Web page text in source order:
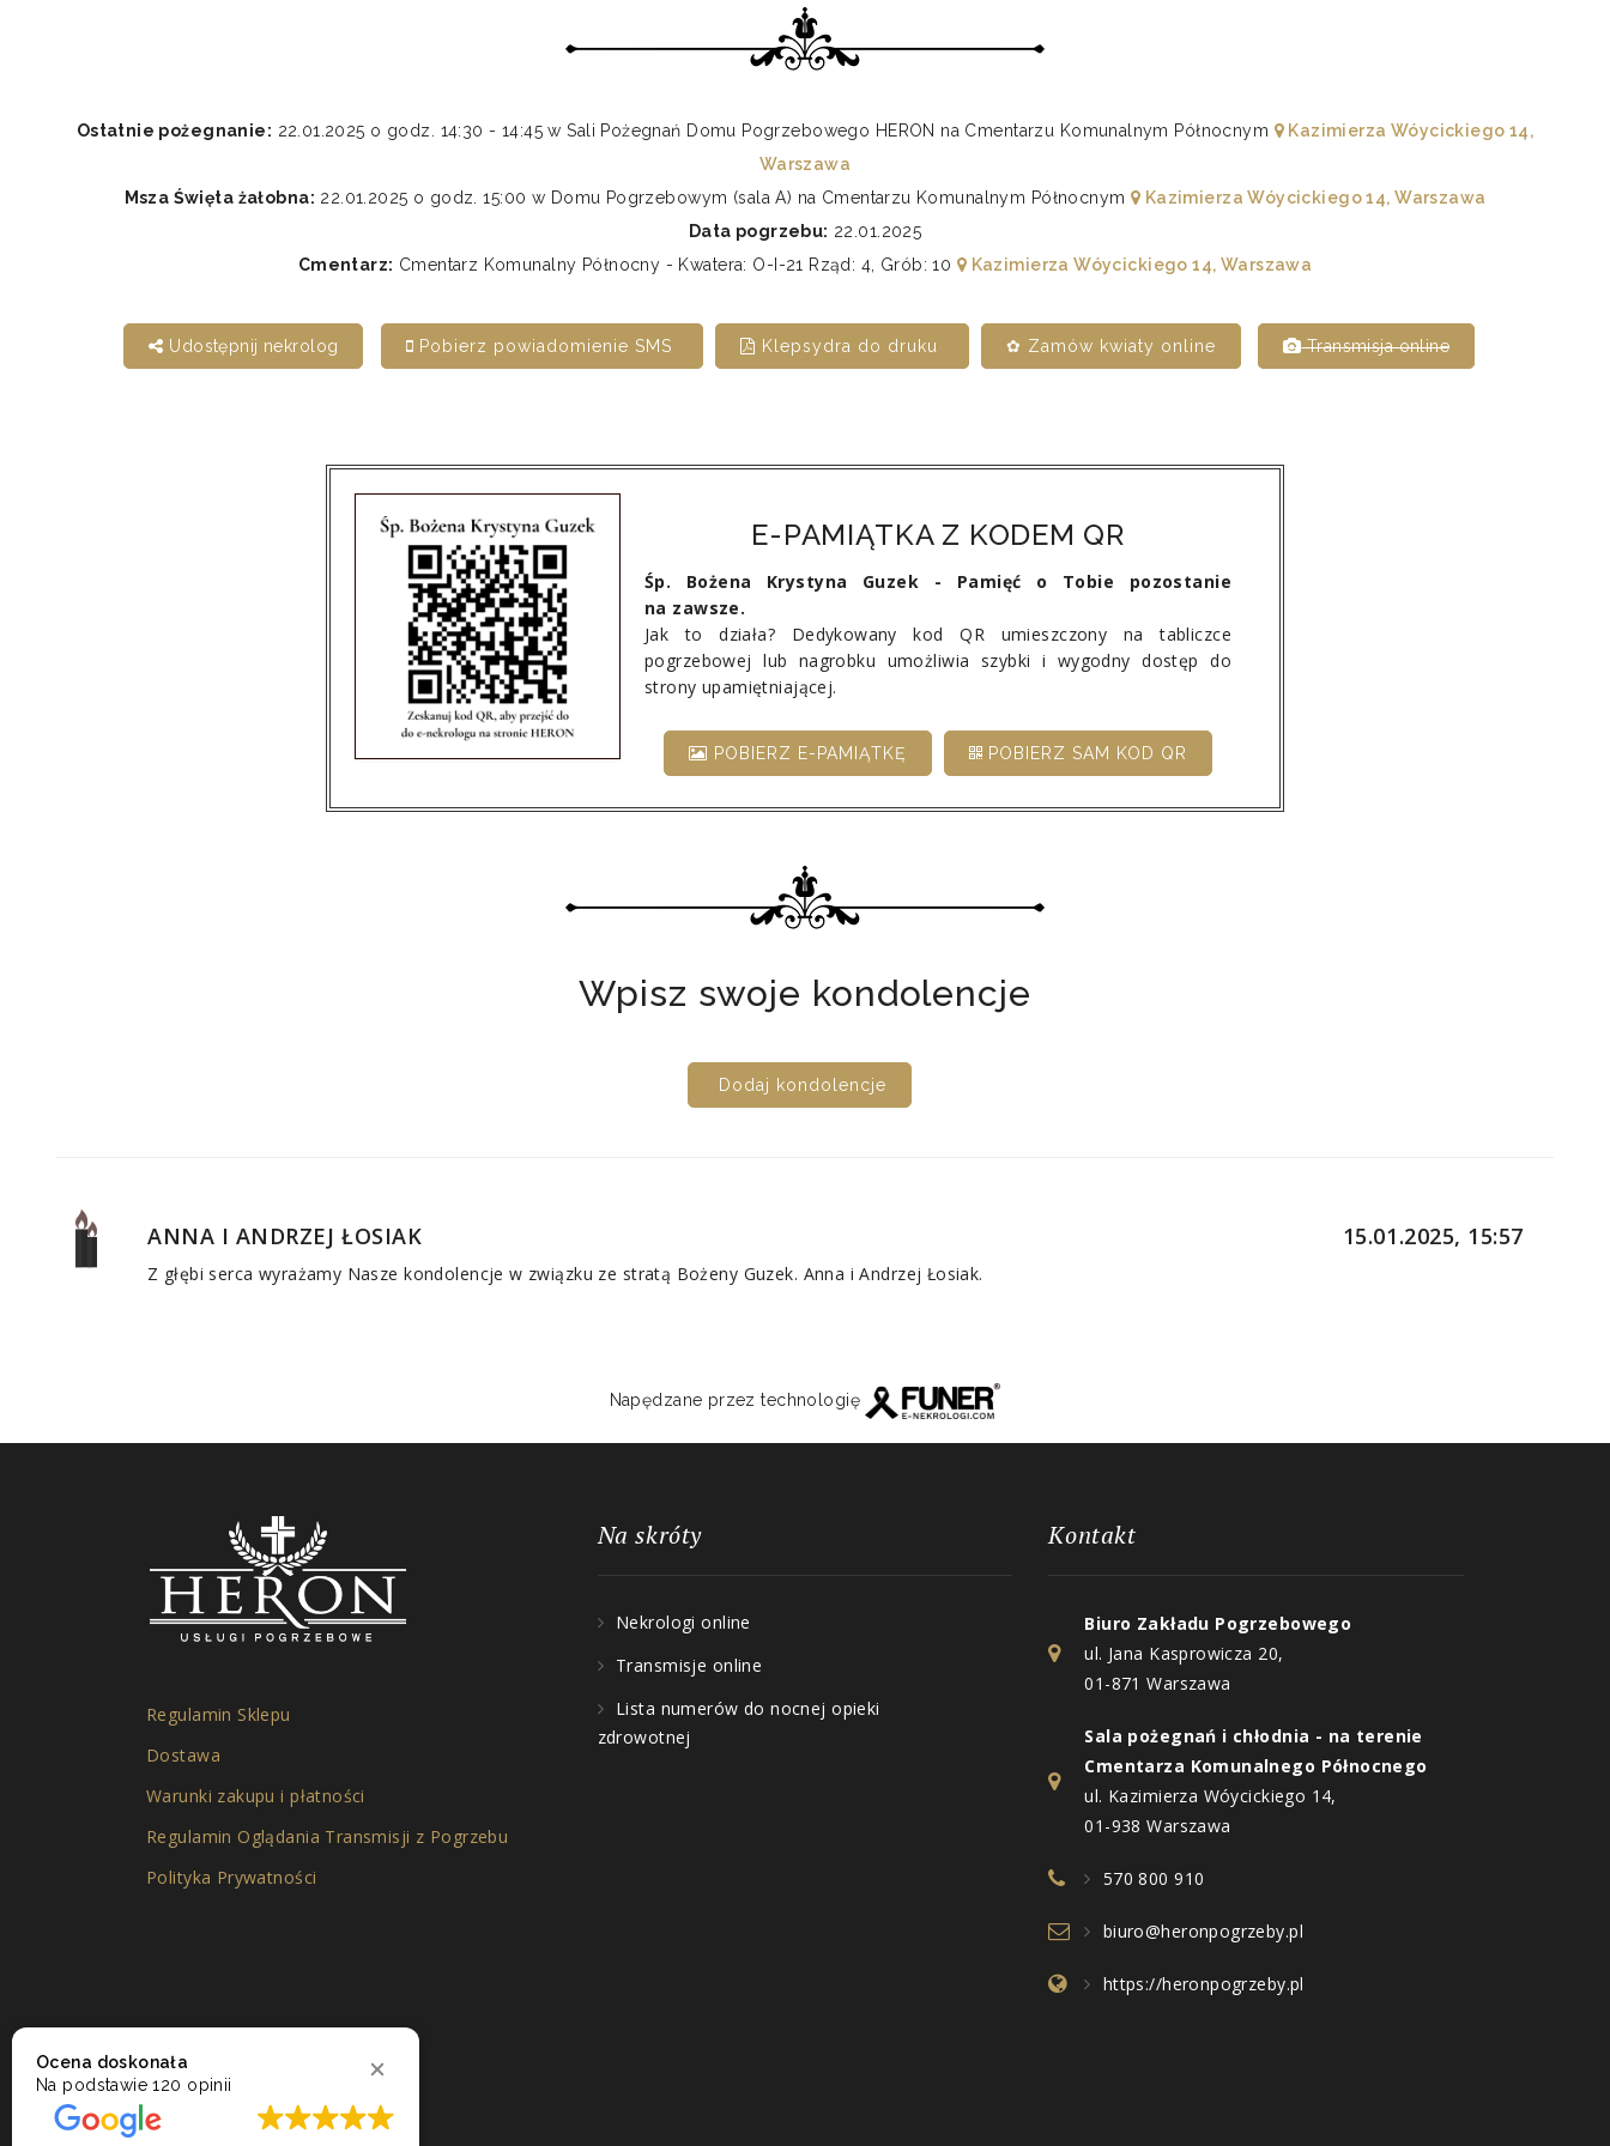
Ostatnie pożegnanie: 22.01.2025 o godz. 14:30 - 14:45 w Sali Pożegnań Domu Pogrzebowego HERON na Cmentarzu Komunalnym Północnym
Kazimierza Wóycickiego 14,
Warszawa
Msza Święta żałobna: 22.01.2025 o godz. 15:00 w Domu Pogrzebowym (sala A) na Cmentarzu Komunalnym Północnym
Kazimierza Wóycickiego 14, Warszawa
Data pogrzebu: 22.01.2025
Cmentarz: Cmentarz Komunalny Północny - Kwatera: O-I-21 Rząd: 4, Grób: 10 Kazimierza Wóycickiego 14, Warszawa
Udostępnij nekrolog Pobierz powiadomienie SMS Klepsydra do druku ✿ Zamów kwiaty online Transmisja online
E-PAMIĄTKA Z KODEM QR
Śp. Bożena Krystyna Guzek - Pamięć o Tobie pozostanie
na zawsze.
Jak to działa? Dedykowany kod QR umieszczony na tabliczce
pogrzebowej lub nagrobku umożliwia szybki i wygodny dostęp do
strony upamiętniającej.
POBIERZ E-PAMIĄTKĘ POBIERZ SAM KOD QR
Wpisz swoje kondolencje
Dodaj kondolencje
ANNA I ANDRZEJ ŁOSIAK 15.01.2025, 15:57
Z głębi serca wyrażamy Nasze kondolencje w związku ze stratą Bożeny Guzek. Anna i Andrzej Łosiak.
Napędzane przez technologię
Regulamin Sklepu
Dostawa
Warunki zakupu i płatności
Regulamin Oglądania Transmisji z Pogrzebu
Polityka Prywatności
Na skróty
Nekrologi online
Transmisje online
Lista numerów do nocnej opieki
zdrowotnej
Kontakt
Biuro Zakładu Pogrzebowego
ul. Jana Kasprowicza 20,
01-871 Warszawa
Sala pożegnań i chłodnia - na terenie
Cmentarza Komunalnego Północnego
ul. Kazimierza Wóycickiego 14,
01-938 Warszawa
570 800 910
biuro@heronpogrzeby.pl
https://heronpogrzeby.pl
Ocena doskonała
Na podstawie120 opinii